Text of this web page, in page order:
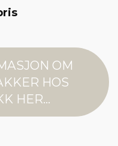
OM
HOS
HER...